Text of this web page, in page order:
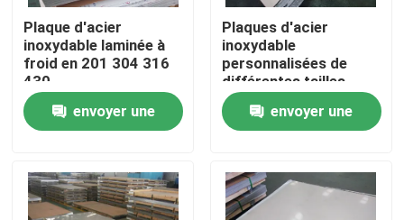
Aperçu
Produits
Vidéos
Plaque d'acier
inoxydable laminée à
froid en 201 304 316
430
envoyer une
Plaques d'acier
inoxydable
personnalisées de
différentes tailles
envoyer une